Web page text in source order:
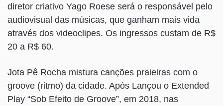
diretor criativo Yago Roese será o responsável pelo
audiovisual das músicas, que ganham mais vida
através dos videoclipes. Os ingressos custam de R$
20 a R$ 60.
Jota Pê Rocha mistura canções praieiras com o
groove (ritmo) da cidade. Após Lançou o Extended
Play “Sob Efeito de Groove”, em 2018, nas